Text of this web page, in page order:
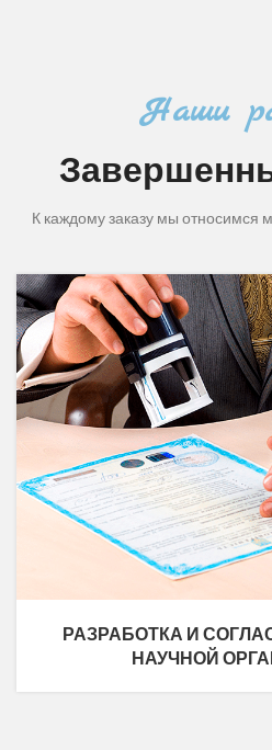
Наши
К каждому заказу мы относимся
РАЗРАБОТКА И
НАУЧНОЙ